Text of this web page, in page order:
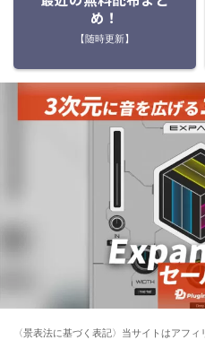
め！
【随時更新】
〈景表法に基づく表記〉当サイトはアフ